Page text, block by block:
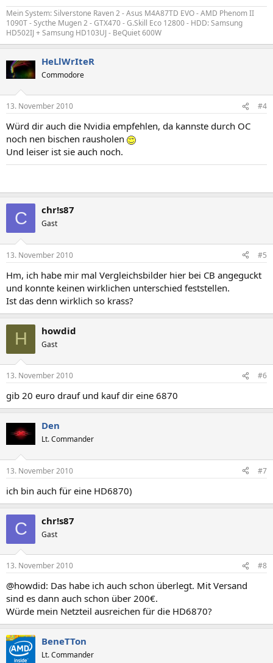
Mein System: Silverstone Raven 2 - Asus M4A87TD EVO - AMD Phenom II
1090T - Sycthe Mugen 2 - GTX470 - G.Skill Eco 12800 - HDD: Samsung
HD502IJ + Samsung HD103UJ - BeQuiet 600W
HeLlWrIteR
Commodore
13. November 2010 #4
Würd dir auch die Nvidia empfehlen, da kannste durch OC
noch nen bischen rausholen
Und leiser ist sie auch noch.
C chr!s87
Gast
13. November 2010 #5
Hm, ich habe mir mal Vergleichsbilder hier bei CB angeguckt
und konnte keinen wirklichen unterschied feststellen.
Ist das denn wirklich so krass?
H howdid
Gast
13. November 2010 #6
gib 20 euro drauf und kauf dir eine 6870
Den
Lt. Commander
13. November 2010 #7
ich bin auch für eine HD6870)
C chr!s87
Gast
13. November 2010 #8
@howdid: Das habe ich auch schon überlegt. Mit Versand
sind es dann auch schon über 200€.
Würde mein Netzteil ausreichen für die HD6870?
BeneTTon
Lt. Commander